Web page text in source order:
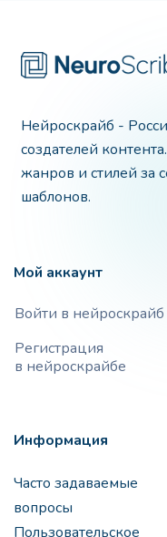
Нейроскрайб -
создателей
жанров и стилей за
шаблонов.
Мой аккаунт
Войти в нейроскрайб
Регистрация
в нейроскрайбе
Информация
Часто задаваемые
вопросы
Пользовательское